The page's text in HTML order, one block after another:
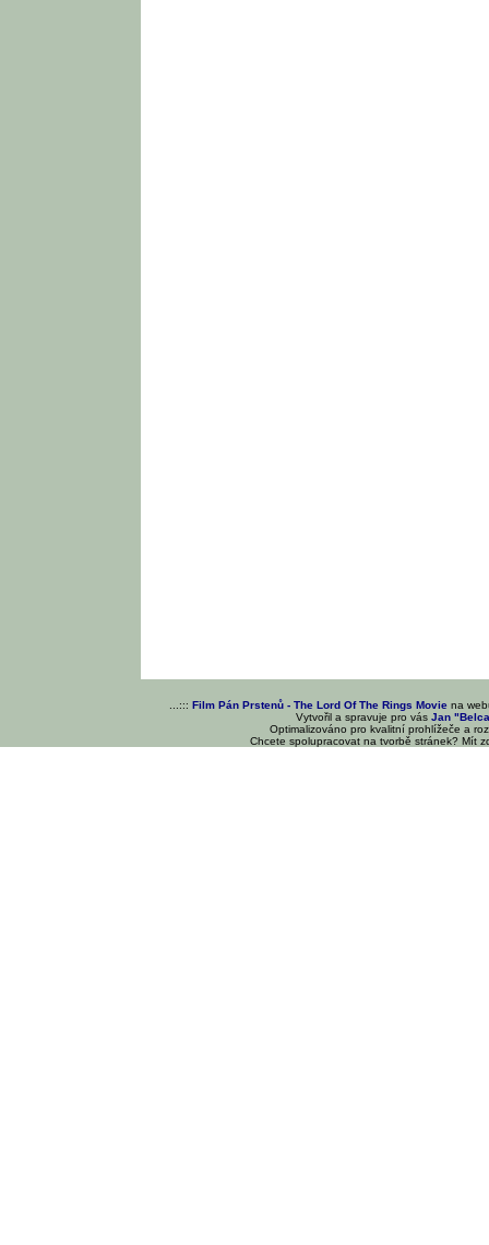
...::: Film Pán Prstenů - The Lord Of The Rings Movie na
Vytvořil a spravuje pro vásJan
Optimalizováno pro kvalitní prohlížeče a
Chcete spolupracovat na tvorbě stránek? Mít